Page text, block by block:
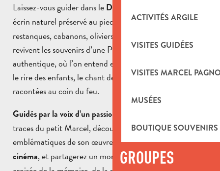
ACTIVITÉS ARGILE
VISITES GUIDÉES
VISITES MARCEL
MUSÉES
BOUTIQUE
GROUPES
Laissez-vous guider dans le Domaine de la Font de Mai
écrin naturel préservé au pied de
Garlaban. Là, entre
restanques, cabanons, oliviers et senteurs de thym,
revivent les souvenirs d’une Provence rurale et
authentique, où l’on entend encore, à qui tend l’oreille,
le rire des enfants, le chant des cigales, et les histoires
racontées au coin du feu.
Guidés par la voix d’un passionné
traces du petit Marcel, découvrirez les lieux
emblématiques de son œuvre,
entre littérature et
cinéma, et partagerez un moment hors du temps, à la